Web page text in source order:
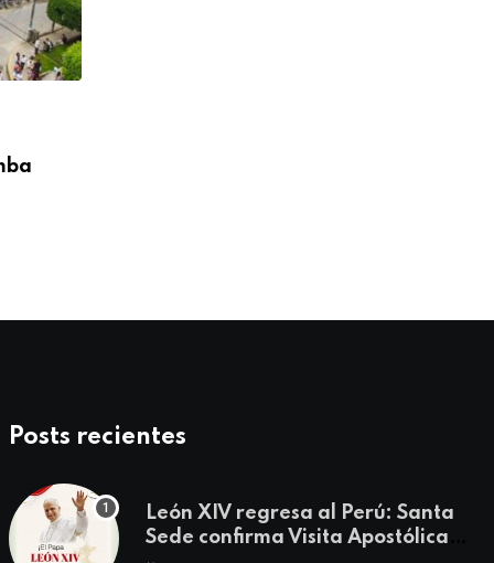
Posts recientes
León XIV regresa al Perú: Santa
Sede confirma Visita Apostólica